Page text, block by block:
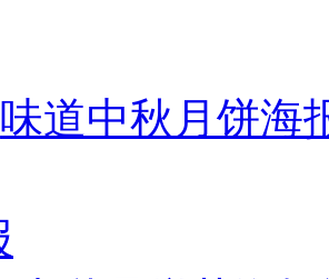
味道中秋月饼海